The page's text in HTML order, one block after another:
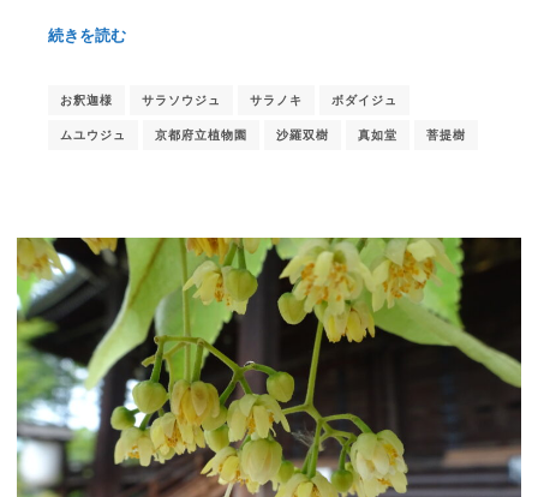
続きを読む
お釈迦様 サラソウジュ サラノキ ボダイジュ
ムユウジュ 京都府立植物園 沙羅双樹 真如堂 菩提樹